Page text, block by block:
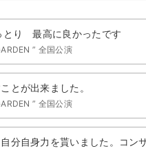
り 最高に良かったです
” 全国公演
とが出来ました。
” 全国公演
分自身力を貰いました。コン